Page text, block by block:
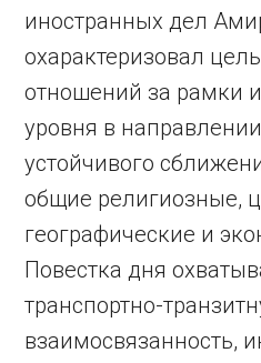
иностранных дел
охарактеризовал
отношений за рамки
уровня в
устойчивого
общие религиозные,
географические и
Повестка дня
транспортно-
взаимосвязанность,